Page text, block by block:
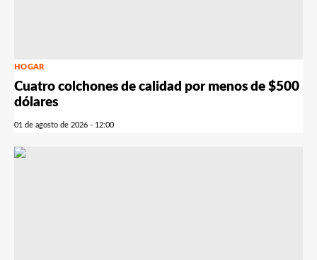
HOGAR
Cuatro colchones de calidad por menos de $500
dólares
01 de agosto de 2026 - 12:00